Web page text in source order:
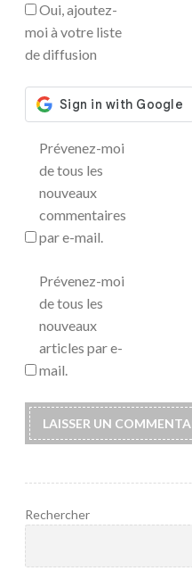
Oui, ajoutez-
moi à votre liste
de diffusion
Prévenez-moi
de tous les
nouveaux
commentaires
par e-mail.
Prévenez-moi
de tous les
nouveaux
articles par e-
mail.
Rechercher